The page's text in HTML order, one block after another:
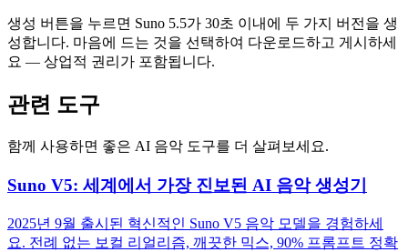
생성 버튼을 누르면 Suno 5.5가 30초 이내에 두 가지 버전을 생
성합니다. 마음에 드는 것을 선택하여 다운로드하고 게시하세
요 — 상업적 권리가 포함됩니다.
관련 도구
함께 사용하면 좋은 AI 음악 도구를 더 살펴보세요.
Suno V5: 세계에서 가장 진보된 AI 음악 생성기
2025년 9월 출시된 혁신적인 Suno V5 음악 모델을 경험하세
요. 전례 없는 보컬 리얼리즘, 깨끗한 믹스, 90% 프롬프트 정확